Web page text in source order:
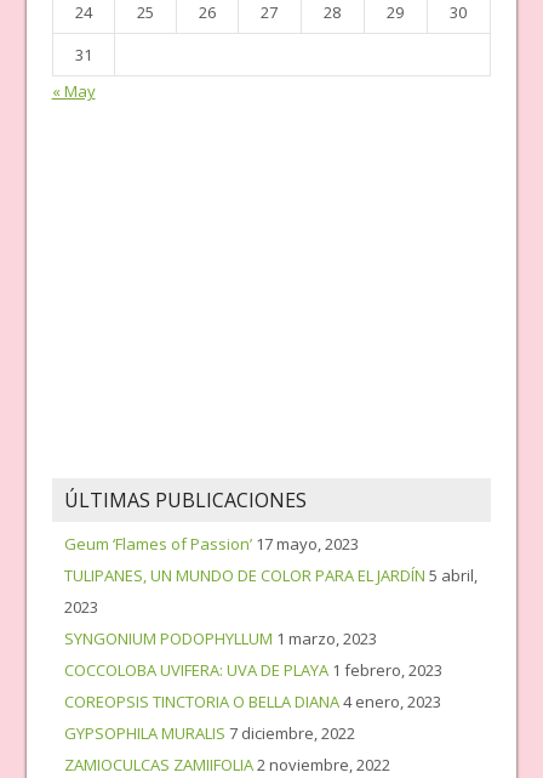
24
25 26 27 28 29
30
31
« May
ÚLTIMAS PUBLICACIONES
Geum ‘Flames of Passion’ 17 mayo, 2023
TULIPANES, UN MUNDO DE COLOR PARA EL JARDÍN 5 abril,
2023
SYNGONIUM PODOPHYLLUM 1 marzo, 2023
COCCOLOBA UVIFERA: UVA DE PLAYA 1 febrero, 2023
COREOPSIS TINCTORIA O BELLA DIANA4 enero, 2023
GYPSOPHILA MURALIS 7 diciembre, 2022
ZAMIOCULCAS ZAMIIFOLIA2 noviembre, 2022